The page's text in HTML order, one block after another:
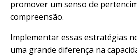
promover um senso de
compreensão.
Implementar essas estratégias
uma grande diferença na